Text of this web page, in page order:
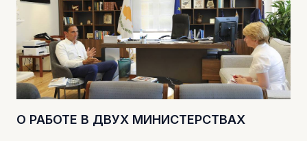
О РАБОТЕ В ДВУХ МИНИСТЕРСТВАХ